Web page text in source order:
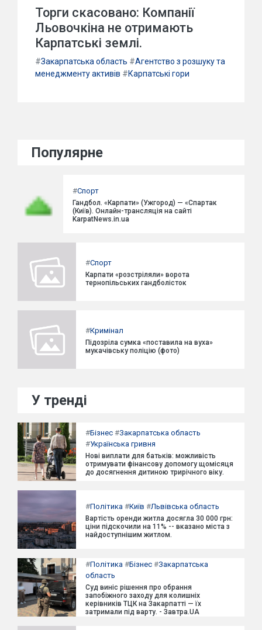
Торги скасовано: Компанії
Льовочкіна не отримають
Карпатські землі.
#Закарпатська область #Агентство з розшуку та
менеджменту активів #Карпатські гори
Популярне
#Спорт
Гандбол. «Карпати» (Ужгород) — «Спартак
(Київ). Онлайн-трансляція на сайті
KarpatNews.in.ua
#Спорт
Карпати «розстріляли» ворота
тернопільських гандболісток
#Кримінал
Підозріла сумка «поставила на вуха»
мукачівську поліцію (фото)
У тренді
#Бізнес #Закарпатська область
#Українська гривня
Нові виплати для батьків: можливість
отримувати фінансову допомогу щомісяця
до досягнення дитиною трирічного віку.
#Політика #Київ #Львівська область
Вартість оренди житла досягла 30 000 грн:
ціни підскочили на 11% -- вказано міста з
найдоступнішим житлом.
#Політика #Бізнес #Закарпатська
область
Суд виніс рішення про обрання
запобіжного заходу для колишніх
керівників ТЦК на Закарпатті — їх
затримали під варту. - Завтра.UA